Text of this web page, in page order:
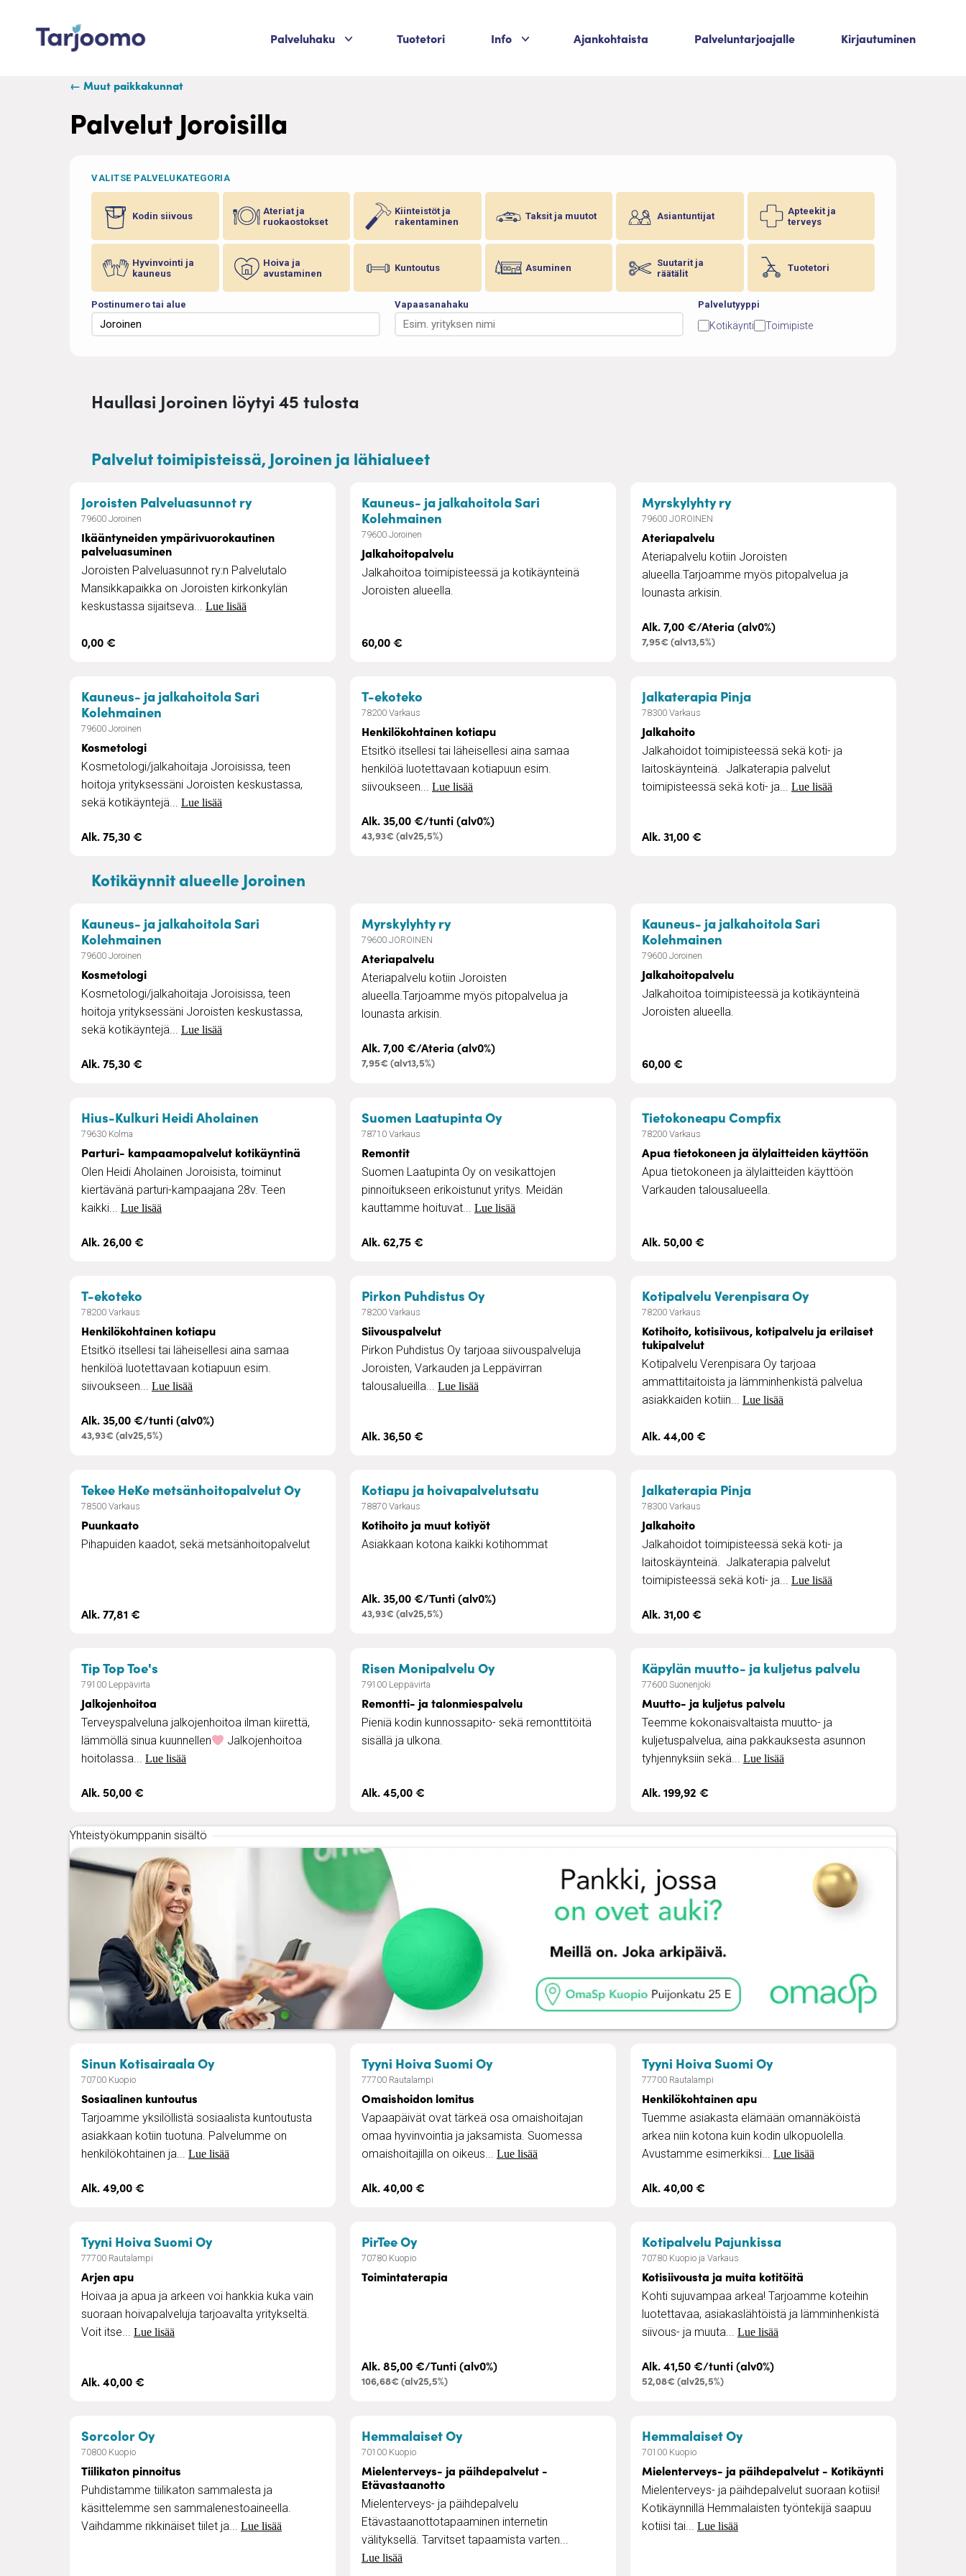
Palveluhaku Palvelukategoriat
Tuotetori Info Palvelukategoriat
Ajankohtaista Palveluntarjoajalle Kirjautuminen
← Muut paikkakunnat
Palvelut Joroisilla
VALITSE PALVELUKATEGORIA
Kodin siivous
Ateriat ja
ruokaostokset
Kiinteistöt ja
rakentaminen
Taksit ja muutot Asiantuntijat
Apteekit ja
terveys
Hyvinvointi ja
kauneus
Hoiva ja
avustaminen
Kuntoutus Asuminen
Suutarit ja
räätälit
Tuotetori
Postinumero tai alue Vapaasanahaku Palvelutyyppi
Kotikäynti Toimipiste
Haullasi Joroinen löytyi 45 tulosta
Palvelut toimipisteissä, Joroinen ja lähialueet
Joroisten Palveluasunnot ry– Ikääntyneiden ympärivuorokautinen palveluasuminen
79600 Joroinen
Ikääntyneiden ympärivuorokautinen
palveluasuminen
Joroisten Palveluasunnot ry:n Palvelutalo
Mansikkapaikka on Joroisten kirkonkylän
keskustassa sijaitseva... Lue lisää
0,00 €
Kauneus- ja jalkahoitola Sari
Kolehmainen
79600 Joroinen
Jalkahoitopalvelu
Jalkahoitoa toimipisteessä ja kotikäynteinä
Joroisten alueella.
60,00 €
Myrskylyhty ry– Ateriapalvelu
79600 JOROINEN
Ateriapalvelu
Ateriapalvelu kotiin Joroisten
alueella.Tarjoamme myös pitopalvelua ja
lounasta arkisin.
Alk. 7,00 €/Ateria (alv0%)
7,95€ (alv13,5%)
Kauneus- ja jalkahoitola Sari
Kolehmainen
79600 Joroinen
Kosmetologi
Kosmetologi/jalkahoitaja Joroisissa, teen
hoitoja yrityksessäni Joroisten keskustassa,
sekä kotikäyntejä... Lue lisää
Alk. 75,30 €
T-ekoteko
78200 Varkaus
Henkilökohtainen kotiapu
Etsitkö itsellesi tai läheisellesi aina samaa
henkilöä luotettavaan kotiapuun esim.
siivoukseen... Lue lisää
Alk. 35,00 €/tunti (alv0%)
43,93€ (alv25,5%)
Jalkaterapia Pinja– Jalkahoito
78300 Varkaus
Jalkahoito
Jalkahoidot toimipisteessä sekä koti- ja
laitoskäynteinä. Jalkaterapia palvelut
toimipisteessä sekä koti- ja... Lue lisää
Alk. 31,00 €
Kotikäynnit alueelle Joroinen
Kauneus- ja jalkahoitola Sari
Kolehmainen
79600 Joroinen
Kosmetologi
Kosmetologi/jalkahoitaja Joroisissa, teen
hoitoja yrityksessäni Joroisten keskustassa,
sekä kotikäyntejä... Lue lisää
Alk. 75,30 €
Myrskylyhty ry– Ateriapalvelu
79600 JOROINEN
Ateriapalvelu
Ateriapalvelu kotiin Joroisten
alueella.Tarjoamme myös pitopalvelua ja
lounasta arkisin.
Alk. 7,00 €/Ateria (alv0%)
7,95€ (alv13,5%)
Kauneus- ja jalkahoitola Sari
Kolehmainen
79600 Joroinen
Jalkahoitopalvelu
Jalkahoitoa toimipisteessä ja kotikäynteinä
Joroisten alueella.
60,00 €
Hius-Kulkuri Heidi Aholainen – Parturi- kampaamopalvelut kotikäyntinä
79630 Kolma
Parturi- kampaamopalvelut kotikäyntinä
Olen Heidi Aholainen Joroisista, toiminut
kiertävänä parturi-kampaajana 28v. Teen
kaikki... Lue lisää
Alk. 26,00 €
Suomen Laatupinta Oy– Remontit
78710 Varkaus
Remontit
Suomen Laatupinta Oy on vesikattojen
pinnoitukseen erikoistunut yritys. Meidän
kauttamme hoituvat... Lue lisää
Alk. 62,75 €
Tietokoneapu Compfix
78200 Varkaus
Apua tietokoneen ja älylaitteiden käyttöön
Apua tietokoneen ja älylaitteiden käyttöön
Varkauden talousalueella.
Alk. 50,00 €
T-ekoteko
78200 Varkaus
Henkilökohtainen kotiapu
Etsitkö itsellesi tai läheisellesi aina samaa
henkilöä luotettavaan kotiapuun esim.
siivoukseen... Lue lisää
Alk. 35,00 €/tunti (alv0%)
43,93€ (alv25,5%)
Pirkon Puhdistus Oy– Siivouspalvelut
78200 Varkaus
Siivouspalvelut
Pirkon Puhdistus Oy tarjoaa siivouspalveluja
Joroisten, Varkauden ja Leppävirran
talousalueilla... Lue lisää
Alk. 36,50 €
Kotipalvelu Verenpisara Oy– Kotihoito, kotisiivous,
78200 Varkaus
Kotihoito, kotisiivous, kotipalvelu ja erilaiset
tukipalvelut
Kotipalvelu Verenpisara Oy tarjoaa
ammattitaitoista ja lämminhenkistä palvelua
asiakkaiden kotiin... Lue lisää
Alk. 44,00 €
Tekee HeKe metsänhoitopalvelut Oy– Puunkaato
78500 Varkaus
Puunkaato
Pihapuiden kaadot, sekä metsänhoitopalvelut
Alk. 77,81 €
Kotiapu ja hoivapalvelutsatu – Kotihoito ja muut kotiyöt
78870 Varkaus
Kotihoito ja muut kotiyöt
Asiakkaan kotona kaikki kotihommat
Alk. 35,00 €/Tunti (alv0%)
43,93€ (alv25,5%)
Jalkaterapia Pinja– Jalkahoito
78300 Varkaus
Jalkahoito
Jalkahoidot toimipisteessä sekä koti- ja
laitoskäynteinä. Jalkaterapia palvelut
toimipisteessä sekä koti- ja... Lue lisää
Alk. 31,00 €
Tip Top Toe's
79100 Leppävirta
Jalkojenhoitoa
Terveyspalveluna jalkojenhoitoa ilman kiirettä,
lämmöllä sinua kuunnellen
Jalkojenhoitoa
hoitolassa... Lue lisää
Alk. 50,00 €
Risen Monipalvelu Oy– Remontti- ja talonmiespalvelu
79100 Leppävirta
Remontti- ja talonmiespalvelu
Pieniä kodin kunnossapito- sekä remonttitöitä
sisällä ja ulkona.
Alk. 45,00 €
Käpylän muutto- ja kuljetus palvelu
77600 Suonenjoki
Muutto- ja kuljetus palvelu
Teemme kokonaisvaltaista muutto- ja
kuljetuspalvelua, aina pakkauksesta asunnon
tyhjennyksiin sekä... Lue lisää
Alk. 199,92 €
Yhteistyökumppanin sisältö
Sinun Kotisairaala Oy– Sosiaalinen kuntoutus
70700 Kuopio
Sosiaalinen kuntoutus
Tarjoamme yksilöllistä sosiaalista kuntoutusta
asiakkaan kotiin tuotuna. Palvelumme on
henkilökohtainen ja... Lue lisää
Alk. 49,00 €
Tyyni Hoiva Suomi Oy– Omaishoidon lomitus
77700 Rautalampi
Omaishoidon lomitus
Vapaapäivät ovat tärkeä osa omaishoitajan
omaa hyvinvointia ja jaksamista. Suomessa
omaishoitajilla on oikeus... Lue lisää
Alk. 40,00 €
Tyyni Hoiva Suomi Oy– Henkilökohtainen apu
77700 Rautalampi
Henkilökohtainen apu
Tuemme asiakasta elämään omannäköistä
arkea niin kotona kuin kodin ulkopuolella.
Avustamme esimerkiksi... Lue lisää
Alk. 40,00 €
Tyyni Hoiva Suomi Oy– Arjen apu
77700 Rautalampi
Arjen apu
Hoivaa ja apua ja arkeen voi hankkia kuka vain
suoraan hoivapalveluja tarjoavalta yritykseltä.
Voit itse... Lue lisää
Alk. 40,00 €
PirTee Oy– Toimintaterapia
70780 Kuopio
Toimintaterapia
Alk. 85,00 €/Tunti (alv0%)
106,68€ (alv25,5%)
Kotipalvelu Pajunkissa– Kotisiivousta ja muita
70780 Kuopio ja Varkaus
Kotisiivousta ja muita kotitöitä
Kohti sujuvampaa arkea! Tarjoamme koteihin
luotettavaa, asiakaslähtöistä ja lämminhenkistä
siivous- ja muuta... Lue lisää
Alk. 41,50 €/tunti (alv0%)
52,08€ (alv25,5%)
Sorcolor Oy– Tiilikaton pinnoitus
70800 Kuopio
Tiilikaton pinnoitus
Puhdistamme tiilikaton sammalesta ja
käsittelemme sen sammalenestoaineella.
Vaihdamme rikkinäiset tiilet ja... Lue lisää
Hemmalaiset Oy– Mielenterveys- ja päihdepalvelut - Etävastaanotto
70100 Kuopio
Mielenterveys- ja päihdepalvelut -
Etävastaanotto
Mielenterveys- ja päihdepalvelu
Etävastaanottotapaaminen internetin
välityksellä. Tarvitset tapaamista varten...
Lue lisää
Hemmalaiset Oy– Mielenterveys- ja päihdepalvelut
70100 Kuopio
Mielenterveys- ja päihdepalvelut - Kotikäynti
Mielenterveys- ja päihdepalvelut suoraan kotiisi!
Kotikäynnillä Hemmalaisten työntekijä saapuu
kotiisi tai... Lue lisää